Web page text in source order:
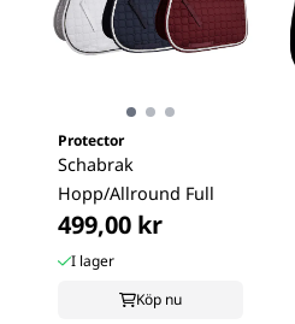
Protector
Schabrak
Hopp/Allround Full
499,00 kr
I lager
Köp nu